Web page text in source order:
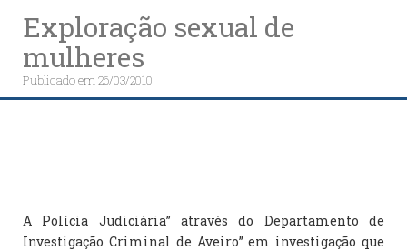
Exploração sexual de
mulheres
Publicado em26/03/2010
A Polícia Judiciária” através do Departamento de
Investigação Criminal de Aveiro” em investigação que